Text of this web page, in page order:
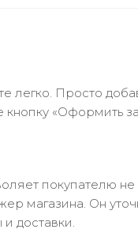
легко. Просто
«Оформить
покупателю
магазина. Он
доставки.